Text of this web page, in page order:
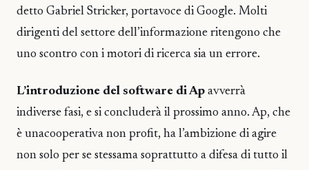
detto Gabriel Stricker, portavoce di Google. Molti
dirigenti del settore dell’informazione ritengono che
uno scontro con i motori di ricerca sia un errore.
L’introduzione del software di Ap avverrà
indiverse fasi, e si concluderà il prossimo anno. Ap, che
è unacooperativa non profit, ha l’ambizione di agire
non solo per se stessama soprattutto a difesa di tutto il